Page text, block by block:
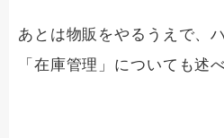
あとは物販をやるうえで、
「在庫管理」についても述